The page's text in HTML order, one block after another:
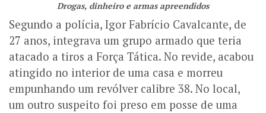
Drogas, dinheiro e armas apreendidos
Segundo a polícia, Igor Fabrício Cavalcante, de
27 anos, integrava um grupo armado que teria
atacado a tiros a Força Tática. No revide, acabou
atingido no interior de uma casa e morreu
empunhando um revólver calibre 38. No local,
um outro suspeito foi preso em posse de uma